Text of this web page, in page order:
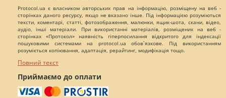
Protocol.ua є власником авторських прав на інформацію, розміщену на веб -
сторінках даного ресурсу, якщо не вказано інше. Під інформацією розуміються
тексти, коментарі, статті, фотозображення, малюнки, ящик-шота, скани, відео,
аудіо, інші матеріали. При використанні матеріалів, розміщених на веб -
сторінках «Протокол» наявність гіперпосилання відкритого для індексації
пошуковими системами на protocol.ua обов`язкове. Під використанням
розуміється копіювання, адаптація, рерайтинг, модифікація тощо.
Повний текст
Приймаємо до оплати